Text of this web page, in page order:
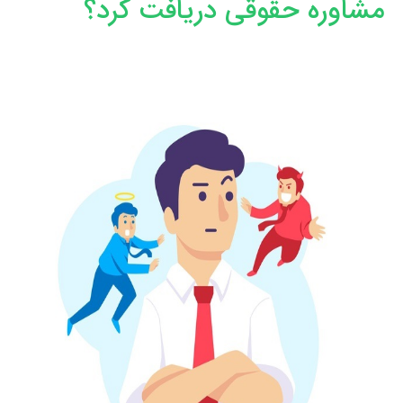
مشاوره حقوقی دریافت کرد؟